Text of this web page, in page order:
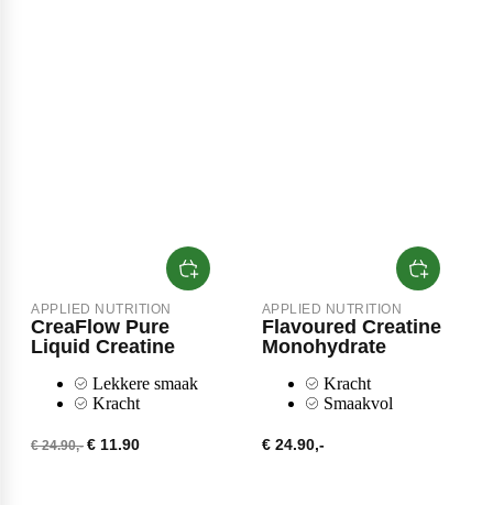
Quamtrax
Rabeko
APPLIED NUTRITION
CreaFlow Pure
Liquid Creatine
Lekkere smaak
Kracht
€ 24.90,- € 11.90
APPLIED NUTRITION
Flavoured Creatine
Monohydrate
Kracht
Smaakvol
€ 24.90,-